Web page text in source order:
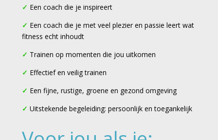
✓ Een coach die je inspireert
✓ Een coach die je met veel plezier en passie leert wat
fitness echt inhoudt
✓ Trainen op momenten die jou uitkomen
✓ Effectief en veilig trainen
✓ Een fijne, rustige, groene en gezond omgeving
✓ Uitstekende begeleiding: persoonlijk en toegankelijk